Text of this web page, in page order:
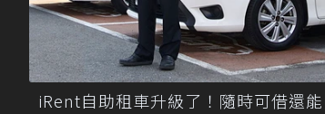
iRent自助租車升級了！隨時可借還